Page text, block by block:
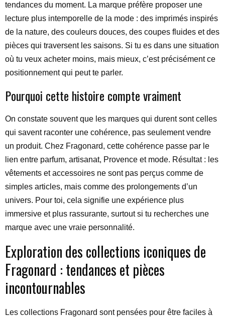
tendances du moment. La marque préfère proposer une
lecture plus intemporelle de la mode : des imprimés inspirés
de la nature, des couleurs douces, des coupes fluides et des
pièces qui traversent les saisons. Si tu es dans une situation
où tu veux acheter moins, mais mieux, c’est précisément ce
positionnement qui peut te parler.
Pourquoi cette histoire compte vraiment
On constate souvent que les marques qui durent sont celles
qui savent raconter une cohérence, pas seulement vendre
un produit. Chez Fragonard, cette cohérence passe par le
lien entre parfum, artisanat, Provence et mode. Résultat : les
vêtements et accessoires ne sont pas perçus comme de
simples articles, mais comme des prolongements d’un
univers. Pour toi, cela signifie une expérience plus
immersive et plus rassurante, surtout si tu recherches une
marque avec une vraie personnalité.
Exploration des collections iconiques de
Fragonard : tendances et pièces
incontournables
Les collections Fragonard sont pensées pour être faciles à